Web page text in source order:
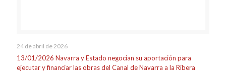
24 de abril de 2026
13/01/2026 Navarra y Estado negocian su aportación para
ejecutar y financiar las obras del Canal de Navarra a la Ribera